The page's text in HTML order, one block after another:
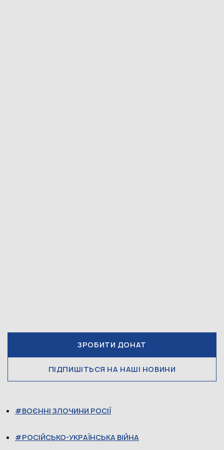
ЗРОБИТИ ДОНАТ
ПІДПИШІТЬСЯ НА НАШІ НОВИНИ
ВОЄННІ ЗЛОЧИНИ РОСІЇ
РОСІЙСЬКО-УКРАЇНСЬКА ВІЙНА